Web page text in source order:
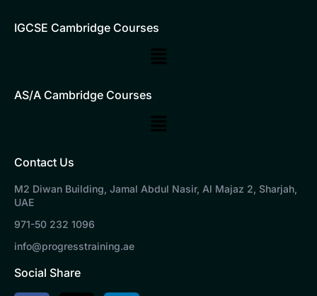
IGCSE Cambridge Courses
AS/A Cambridge Courses
Contact Us
M2 Diwan Building, Jamal Abdul Nasir, Al Majaz 2, Sharjah,
UAE
971-50 232 1096
info@progresstraining.ae
Social Share